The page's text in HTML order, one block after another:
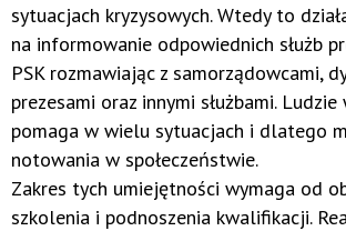
sytuacjach kryzysowych. Wtedy to
na informowanie odpowiednich służb
PSK rozmawiając z samorządowcami,
prezesami oraz innymi służbami. Ludzie
pomaga w wielu sytuacjach i dlatego
notowania w społeczeństwie.
Zakres tych umiejętności wymaga od
szkolenia i podnoszenia kwalifikacji.